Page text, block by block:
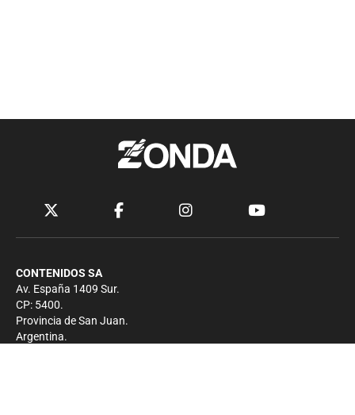
CONTENIDOS SA
Av. España 1409 Sur.
CP: 5400.
Provincia de San Juan.
Argentina.